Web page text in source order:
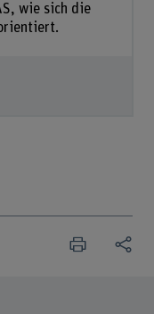
wie sich die